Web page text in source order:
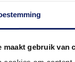
maakt gebruik van